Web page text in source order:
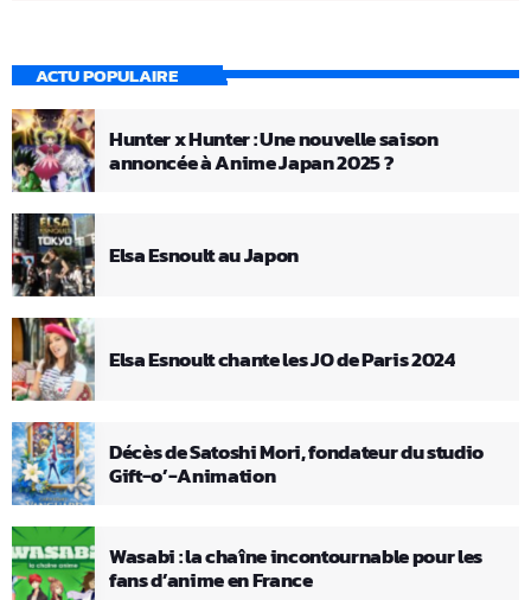
ACTU POPULAIRE
Hunter x Hunter : Une nouvelle saison
annoncée à Anime Japan 2025 ?
Elsa Esnoult au Japon
Elsa Esnoult chante les JO de Paris 2024
Décès de Satoshi Mori, fondateur du studio
Gift-o’-Animation
Wasabi : la chaîne incontournable pour les
fans d’anime en France